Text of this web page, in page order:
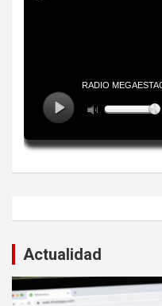
Actualidad